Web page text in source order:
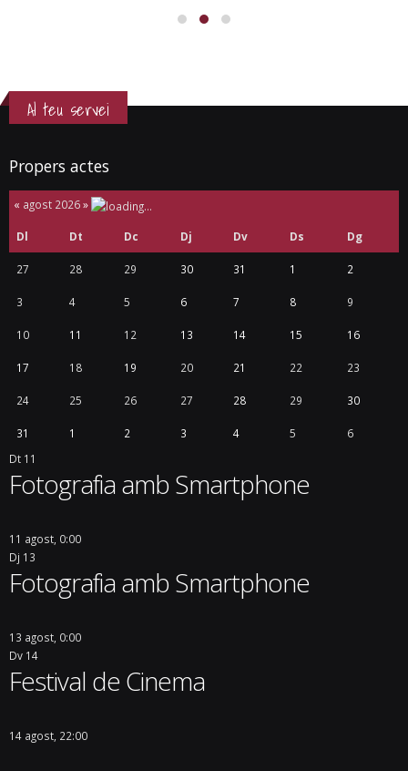
Al teu servei
Propers actes
« agost 2026»
Dl Dt Dc Dj Dv Ds Dg
27 28 29 30 31 1 2
3 4 5 6 7 8 9
10 11 12 13 14 15 16
17 18 19 20 21 22 23
24 25 26 27 28 29 30
31 1 2 3 4 5
6
Dt 11
Fotografia amb Smartphone
11 agost, 0:00
Dj 13
Fotografia amb Smartphone
13 agost, 0:00
Dv 14
Festival de Cinema
14 agost, 22:00